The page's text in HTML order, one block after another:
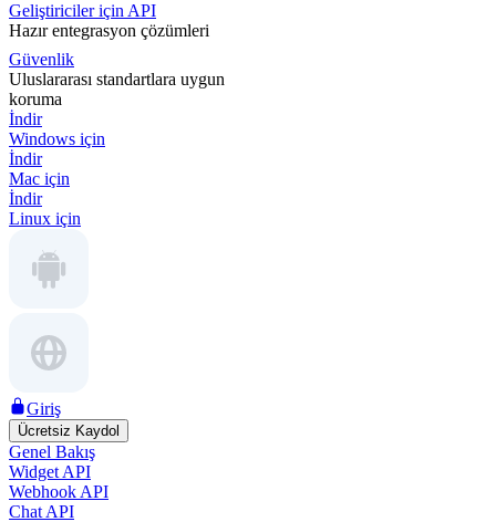
Geliştiriciler için API
Hazır entegrasyon çözümleri
Güvenlik
Uluslararası standartlara uygun
koruma
İndir
Windows için
İndir
Mac için
İndir
Linux için
Giriş
Ücretsiz Kaydol
Genel Bakış
Widget API
Webhook API
Chat API